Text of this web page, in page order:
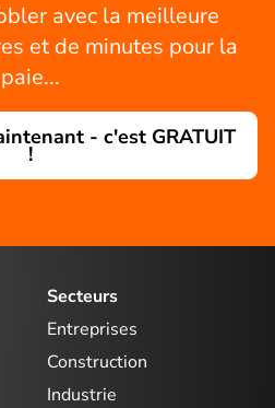
avec la meilleure
et de minutes pour la
paie...
- c'est GRATUIT
!
Secteurs
Entreprises
Construction
Industrie